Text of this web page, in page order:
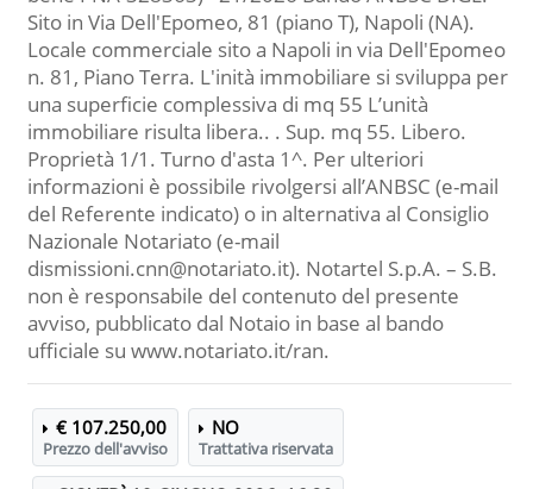
Sito in Via Dell'Epomeo, 81 (piano T), Napoli (NA).
Locale commerciale sito a Napoli in via Dell'Epomeo
n. 81, Piano Terra. L'inità immobiliare si sviluppa per
una superficie complessiva di mq 55 L’unità
immobiliare risulta libera.. . Sup. mq 55. Libero.
Proprietà 1/1. Turno d'asta 1^. Per ulteriori
informazioni è possibile rivolgersi all’ANBSC (e-mail
del Referente indicato) o in alternativa al Consiglio
Nazionale Notariato (e-mail
dismissioni.cnn@notariato.it). Notartel S.p.A. – S.B.
non è responsabile del contenuto del presente
avviso, pubblicato dal Notaio in base al bando
ufficiale su www.notariato.it/ran.
€ 107.250,00
Prezzo dell'avviso
NO
Trattativa riservata